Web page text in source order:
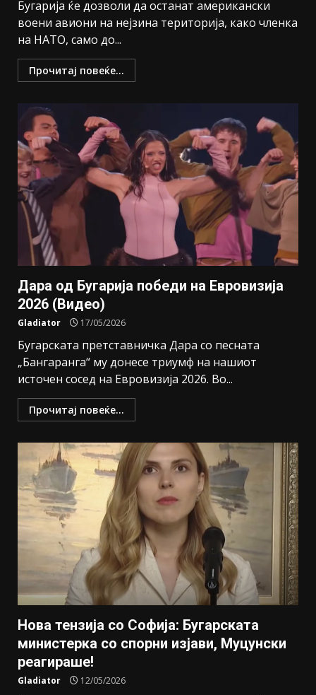
Бугарија ќе дозволи да останат американски
воени авиони на нејзина територија, како членка
на НАТО, само до...
Прочитај повеќе...
Дара од Бугарија победи на Евровизија
2026 (Видео)
Gladiator 17/05/2026
Бугарската претставничка Дара со песната
„Бангаранга“ му донесе триумф на нашиот
источен сосед на Евровизија 2026. Во...
Прочитај повеќе...
Нова тензија со Софија: Бугарската
министерка со спорни изјави, Муцунски
реагираше!
Gladiator 12/05/2026